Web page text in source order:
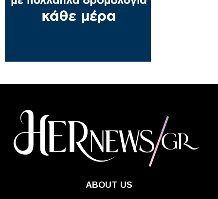
ABOUT US